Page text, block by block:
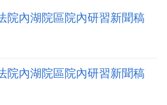
院內湖院區院內研習新聞稿
院內湖院區院內研習新聞稿